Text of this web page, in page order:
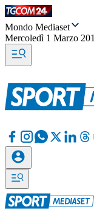
Mondo Mediaset
Mercoledì 1 Marzo